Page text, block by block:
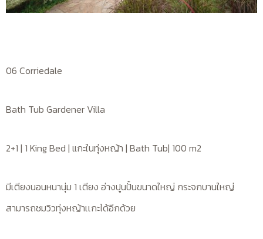
06 Corriedale
Bath Tub Gardener Villa
2+1 | 1 King Bed | แกะในทุ่งหญ้า | Bath Tub| 100 m2
มีเตียงนอนหนานุ่ม 1 เตียง อ่างปูนปั้นขนาดใหญ่ กระจกบานใหญ่
สามารถชมวิวทุ่งหญ้าเเกะได้อีกด้วย